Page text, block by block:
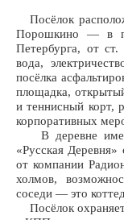
Посёлок
Порошкино — в
Петербурга, от
вода,
посёлка
площадка,
и теннисный корт,
корпоративных
В деревне
«Русская
от компании
холмов,
соседи — это
Посёлок